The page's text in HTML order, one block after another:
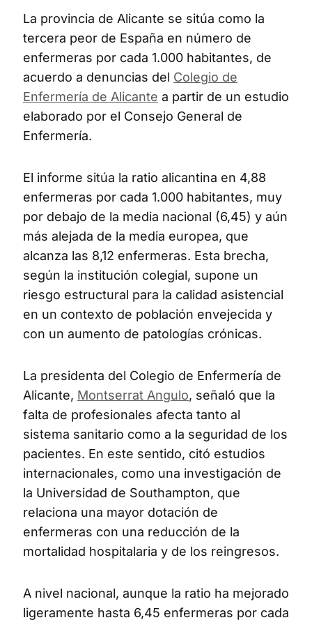
La provincia de Alicante se sitúa como la
tercera peor de España en número de
enfermeras por cada 1.000 habitantes, de
acuerdo a denuncias del Colegio de
Enfermería de Alicante a partir de un estudio
elaborado por el Consejo General de
Enfermería.
El informe sitúa la ratio alicantina en 4,88
enfermeras por cada 1.000 habitantes, muy
por debajo de la media nacional (6,45) y aún
más alejada de la media europea, que
alcanza las 8,12 enfermeras. Esta brecha,
según la institución colegial, supone un
riesgo estructural para la calidad asistencial
en un contexto de población envejecida y
con un aumento de patologías crónicas.
La presidenta del Colegio de Enfermería de
Alicante, Montserrat Angulo, señaló que la
falta de profesionales afecta tanto al
sistema sanitario como a la seguridad de los
pacientes. En este sentido, citó estudios
internacionales, como una investigación de
la Universidad de Southampton, que
relaciona una mayor dotación de
enfermeras con una reducción de la
mortalidad hospitalaria y de los reingresos.
A nivel nacional, aunque la ratio ha mejorado
ligeramente hasta 6,45 enfermeras por cada